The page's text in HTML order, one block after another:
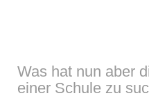
Was hat nun aber
einer Schule zu